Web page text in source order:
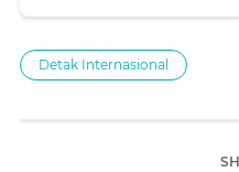
Detak Internasional